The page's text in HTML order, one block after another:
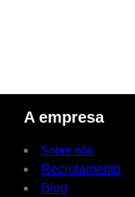
A empresa
Sobre nós
Recrutamento
Blog